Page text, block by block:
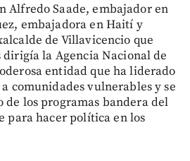
Alfredo Saade, embajador en
embajadora en Haití y
de Villavicencio que
dirigía la Agencia Nacional de
entidad que ha liderado
comunidades vulnerables y se
de los programas bandera del
para hacer política en los